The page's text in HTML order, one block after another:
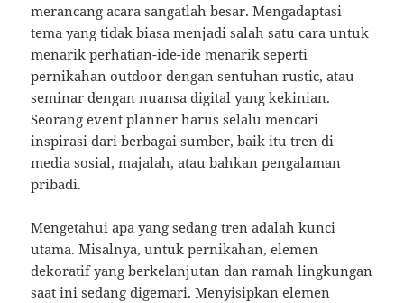
merancang acara sangatlah besar. Mengadaptasi
tema yang tidak biasa menjadi salah satu cara untuk
menarik perhatian-ide-ide menarik seperti
pernikahan outdoor dengan sentuhan rustic, atau
seminar dengan nuansa digital yang kekinian.
Seorang event planner harus selalu mencari
inspirasi dari berbagai sumber, baik itu tren di
media sosial, majalah, atau bahkan pengalaman
pribadi.
Mengetahui apa yang sedang tren adalah kunci
utama. Misalnya, untuk pernikahan, elemen
dekoratif yang berkelanjutan dan ramah lingkungan
saat ini sedang digemari. Menyisipkan elemen